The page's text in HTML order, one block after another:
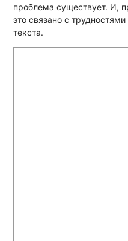
проблема существует. И,
это связано с
текста.